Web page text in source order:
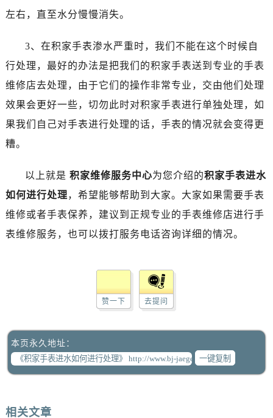
左右，直至水分慢慢消失。
3、在积家手表渗水严重时，我们不能在这个时候自
行处理，最好的办法是把我们的积家手表送到专业的手表
维修店去处理，由于它们的操作非常专业，交由他们处理
效果会更好一些，切勿此时对积家手表进行单独处理，如
果我们自己对手表进行处理的话，手表的情况就会变得更
糟。
以上就是 积家维修服务中心为您介绍的积家手表进水
如何进行处理，希望能够帮助到大家。大家如果需要手表
维修或者手表保养，建议到正规专业的手表维修店进行手
表维修服务，也可以拨打服务电话咨询详细的情况。
赞一下 去提问
本页永久地址：
一键复制
相关文章